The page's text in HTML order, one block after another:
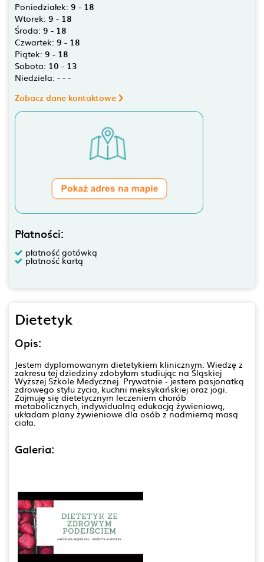
Poniedziałek: 9 - 18
Wtorek: 9 - 18
Środa: 9 - 18
Czwartek: 9 - 18
Piątek: 9 - 18
Sobota: 10 - 13
Niedziela: - - -
Zobacz dane kontaktowe
Płatności:
płatność gotówką
płatność kartą
Dietetyk
Opis:
Jestem dyplomowanym dietetykiem klinicznym. Wiedzę z
zakresu tej dziedziny zdobyłam studiując na Śląskiej
Wyższej Szkole Medycznej. Prywatnie - jestem pasjonatką
zdrowego stylu życia, kuchni meksykańskiej oraz jogi.
Zajmuję się dietetycznym leczeniem chorób
metabolicznych, indywidualną edukacją żywieniową,
układam plany żywieniowe dla osób z nadmierną masą
ciała.
Galeria: